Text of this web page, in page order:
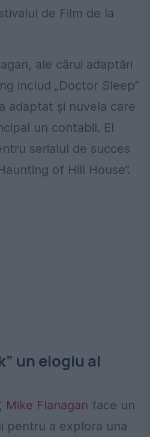
de Film de la
ale cărui adaptări
includ „Doctor Sleep”
a adaptat și nuvela care
un contabil. El
serialul de succes
of Hill House”.
un elogiu al
Mike Flanagan face un
pentru a explora una